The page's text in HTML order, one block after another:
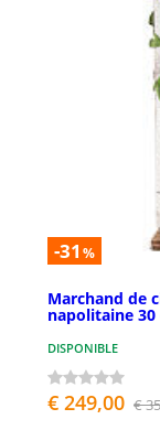
-31 %
Marchand de
napolitaine 30
DISPONIBLE
€ 249,00 €